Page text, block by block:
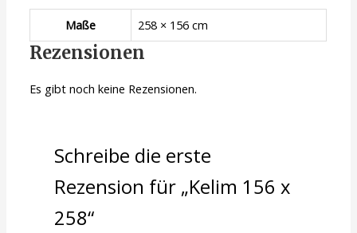
Maße 258 × 156 cm
Rezensionen
Es gibt noch keine Rezensionen.
Schreibe die erste
Rezension für „Kelim 156 x
258“